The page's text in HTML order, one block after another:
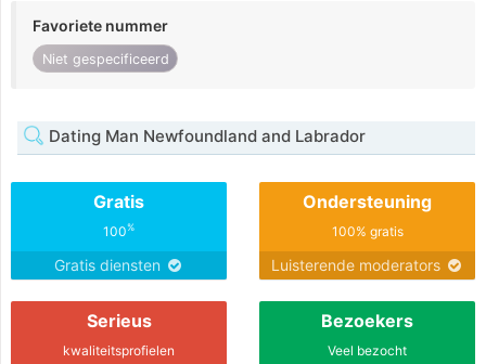
Favoriete nummer
Niet gespecificeerd
Dating Man Newfoundland and Labrador
Gratis
100%
Gratis diensten
Ondersteuning
100% gratis
Luisterende moderators
Serieus
kwaliteitsprofielen
Bezoekers
Veel bezocht